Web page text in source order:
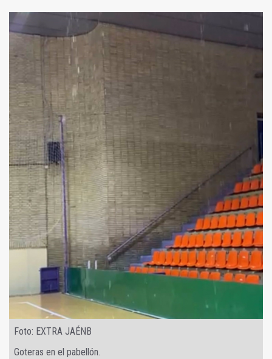
Foto: EXTRA JAÉNB
Goteras en el pabellón.